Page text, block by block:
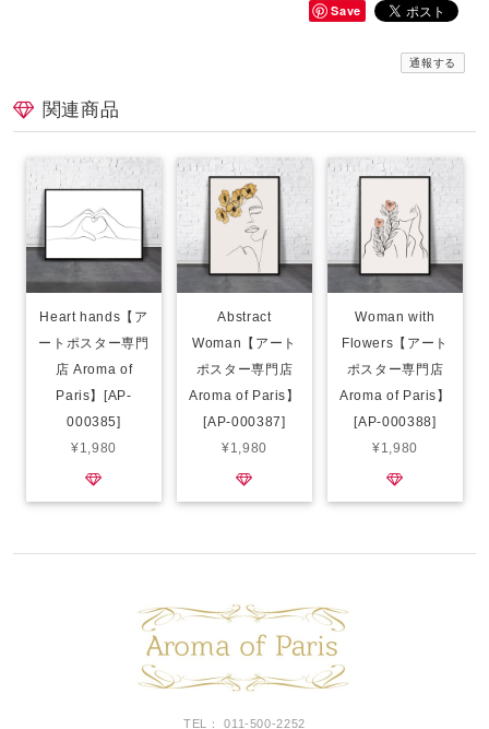
Save
通報する
関連商品
Heart hands【ア
ートポスター専門
店 Aroma of
Paris】[AP-
000385]
¥1,980
Abstract
Woman【アート
ポスター専門店
Aroma of Paris】
[AP-000387]
¥1,980
Woman with
Flowers【アート
ポスター専門店
Aroma of Paris】
[AP-000388]
¥1,980
TEL： 011-500-2252